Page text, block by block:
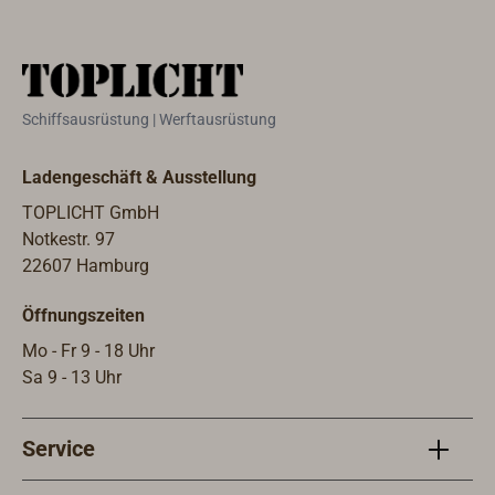
Steuerstand. Verschiedene
helfen, Ordnung in der Tasche zu
ist aus wasserabweisendem,
reflektierenden Material in Signal-
Gelb gefertigt. So hilft sie Such- und
Rettungsteams, Personen im Wasser
Schultergurt der Tasche kann
ausgehakt werden, um ihn als
Sicherheitsgurte zu verwenden, mit
Einhaken an den Schwimmwesten
ACR RapidDitch Express ist mit
Schiffsausrüstung | Werftausrüstung
Ladengeschäft & Ausstellung
TOPLICHT GmbH
Notkestr. 97
22607 Hamburg
Öffnungszeiten
Mo - Fr 9 - 18 Uhr
Sa 9 - 13 Uhr
Service